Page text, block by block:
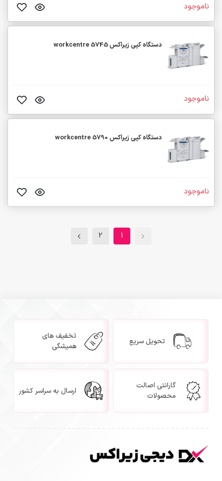
ناموجود
دستگاه کپی زیراکس workcentre 5745
ناموجود
دستگاه کپی زیراکس workcentre 5790
ناموجود
1
2
تحویل سریع
تخفیف های
همیشگی
گارانتی اصالت
محصولات
ارسال به سراسر کشور